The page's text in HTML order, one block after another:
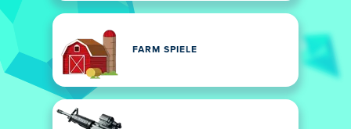
FARM SPIELE